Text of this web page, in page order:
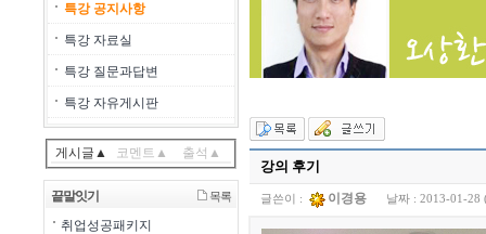
특강 공지사항
특강 자료실
특강 질문과답변
특강 자유게시판
게시글▲ 코멘트▲ 출석▲
끝말잇기 목록
취업성공패키지
강의 후기
글쓴이 : 이경용 날짜 : 2013-01-28